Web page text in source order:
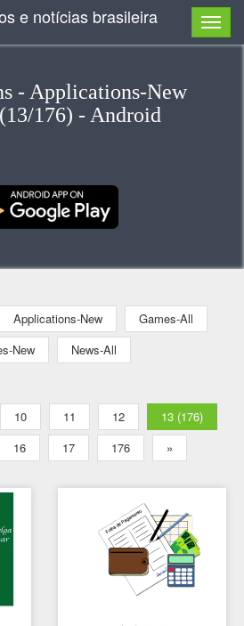
e notícias brasileira
- Applications-New
176) - Android
Applications-New
Games-All
New
News-All
10 11 12
13 (176)
16 17 176 »